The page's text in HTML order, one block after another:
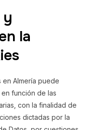
y
la
en Almería puede
función de las
con la finalidad de
dictadas por la